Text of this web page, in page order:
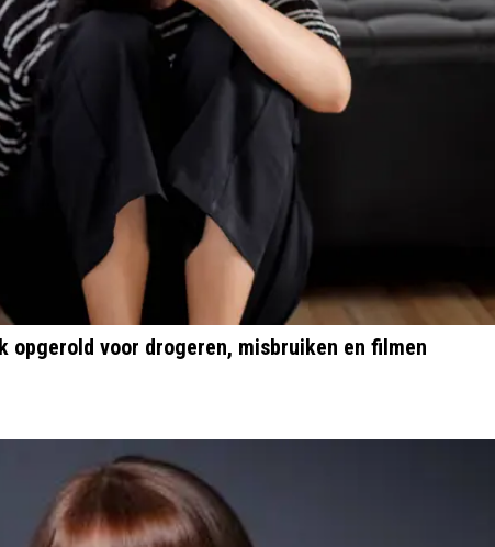
opgerold voor drogeren, misbruiken en filmen